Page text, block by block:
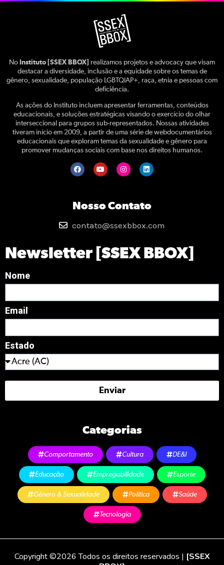
No Instituto [SSEX BBOX]
realizamos projetos e advocacy que visam
destacar a diversidade, inclusão e a equidade sobre os temas de
gênero, sexualidade, população LGBTQIAP+, raça, etnia e pessoas com
deficiência.
As ações do Instituto incluem apresentar ferramentas, conteúdos
educacionais, e soluções estratégicas visando o exercício do olhar
interseccional para grupos sub-representados. Nossas atividades
tiveram início em 2009, a partir de uma série de webdocumentários
educacionais que exploram temas da sexualidade e gênero para
promover mudanças sociais com base nos direitos humanos.
Nosso Contato
contato@ssexbbox.com
Newsletter [SSEX BBOX]
Nome
Email
Estado
Enviar
Categorias
Comportamento Cultura DE&I
Educação Empregabilidade Esporte
Gênero & Sexualidade Política Saúde
Tecnologia
Copyright ©2026 Todos os direitos reservados | [SSEX